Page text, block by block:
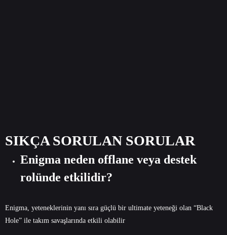
SIKÇA SORULAN SORULAR
Enigma neden offlane veya destek
rolünde etkilidir?
Enigma, yeteneklerinin yanı sıra güçlü bir ultimate yeteneği olan “Black
Hole” ile takım savaşlarında etkili olabilir